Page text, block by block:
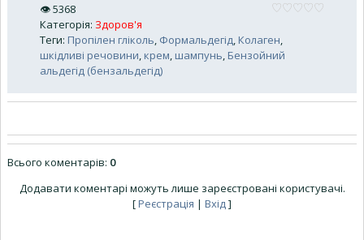
👁5368
Категорія: Здоров'я
Теги: Пропілен гліколь, Формальдегід, Колаген,
шкідливі речовини, крем, шампунь, Бензойний
альдегід (бензальдегід)
Всього коментарів: 0
Додавати коментарі можуть лише зареєстровані користувачі.
[Реєстрація | Вхід]